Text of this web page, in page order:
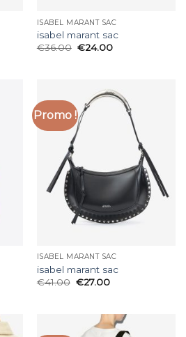
ISABEL MARANT SAC
isabel marant sac
€36.00 €24.00
Promo !
ISABEL MARANT SAC
isabel marant sac
€41.00 €27.00